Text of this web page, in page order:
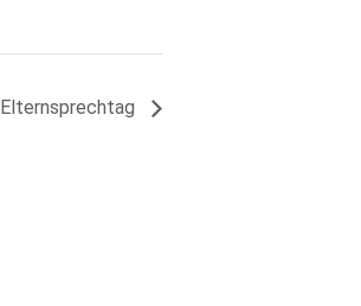
Elternsprechtag